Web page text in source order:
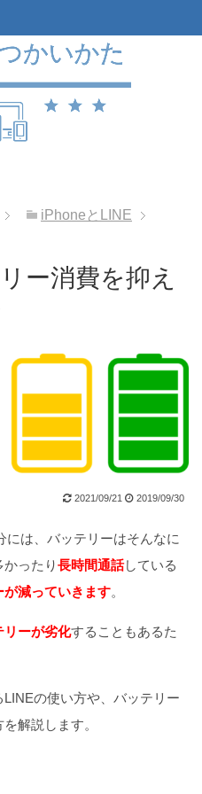
iPhoneとLINE
ー消費を抑え
2021/09/21 2019/09/30
には、バッテリーはそんなに
かったり長時間通話している
減っていきます。
リーが劣化することもあるた
の使い方や、バッテリー
解説します。